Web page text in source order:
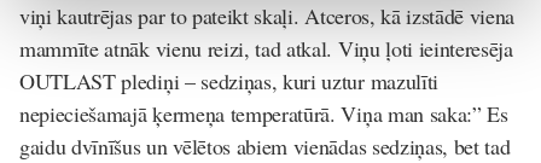
viņi kautrējas par to pateikt skaļi. Atceros, kā izstādē viena
mammīte atnāk vienu reizi, tad atkal. Viņu ļoti ieinteresēja
OUTLAST plediņi – sedziņas, kuri uztur mazulīti
nepieciešamajā ķermeņa temperatūrā. Viņa man saka:” Es
gaidu dvīnīšus un vēlētos abiem vienādas sedziņas, bet tad